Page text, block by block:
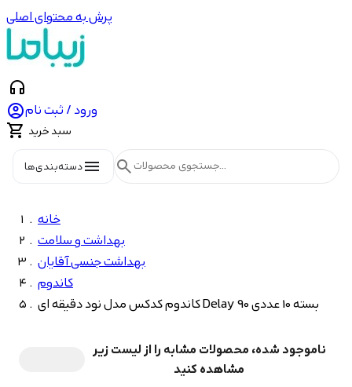
پرش به محتوای اصلی
headphones
ورود / ثبت نام
 سبد خرید
menuدسته‌بندی‌ها search
خانه
بهداشت و سلامت
بهداشت جنسی آقایان
کاندوم
کاندوم کدکس مدل نود دقیقه ای Delay 90 بسته 10 عددی
ناموجود شده، محصولات مشابه را از لیست زیر
مشاهده کنید